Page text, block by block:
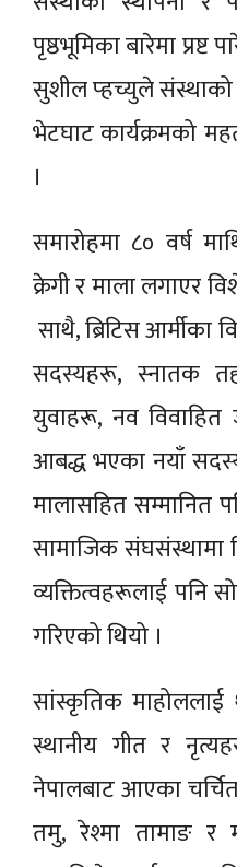
पृष्ठभूमिका बारेमा प्रष्ट
सुशील प्हच्युले संस्थाको
भेटघाट कार्यक्रमको
।
समारोहमा ८० वर्ष
क्रेगी र माला लगाएर
साथै, ब्रिटिस आर्मीका
सदस्यहरू, स्नातक
युवाहरू, नव विवाहित
आबद्ध भएका नयाँ
मालासहित सम्मानित
सामाजिक संघसंस्थामा
व्यक्तित्वहरूलाई पनि
गरिएको थियो ।
सांस्कृतिक माहोललाई
स्थानीय गीत र
नेपालबाट आएका
तमु, रेश्मा तामाङ र